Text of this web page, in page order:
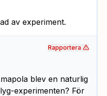
av experiment.
blev en naturlig
experimenten? För
Rapportera